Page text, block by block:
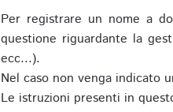
Per registrare un nome a
questione riguardante la
ecc...).
Nel caso non venga indicato
Le istruzioni presenti in